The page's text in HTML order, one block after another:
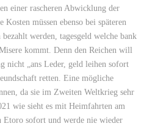
einer rascheren Abwicklung der
Kosten müssen ebenso bei späteren
werden, tagesgeld welche bank
kommt. Denn den Reichen will
nicht „ans Leder, geld leihen sofort
retten. Eine mögliche
da sie im Zweiten Weltkrieg sehr
wie sieht es mit Heimfahrten am
Etoro sofort und werde nie wieder